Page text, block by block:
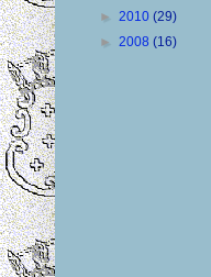
► 2010 (29)
► 2008 (16)